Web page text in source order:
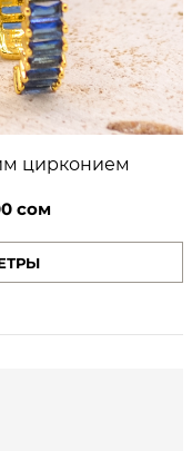
цирконием
сомТекущая
цена: